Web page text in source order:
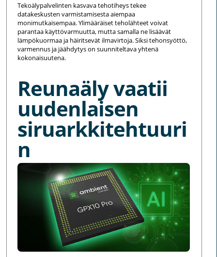
Tekoälypalvelinten kasvava tehotiheys tekee
datakeskusten varmistamisesta aiempaa
monimutkaisempaa. Ylimääräiset teholähteet voivat
parantaa käyttövarmuutta, mutta samalla ne lisäävät
lämpökuormaa ja häiritsevät ilmavirtoja. Siksi tehonsyöttö,
varmennus ja jäähdytys on suunniteltava yhtenä
kokonaisuutena.
Reunaäly vaatii
uudenlaisen
siruarkkitehtuuri
n